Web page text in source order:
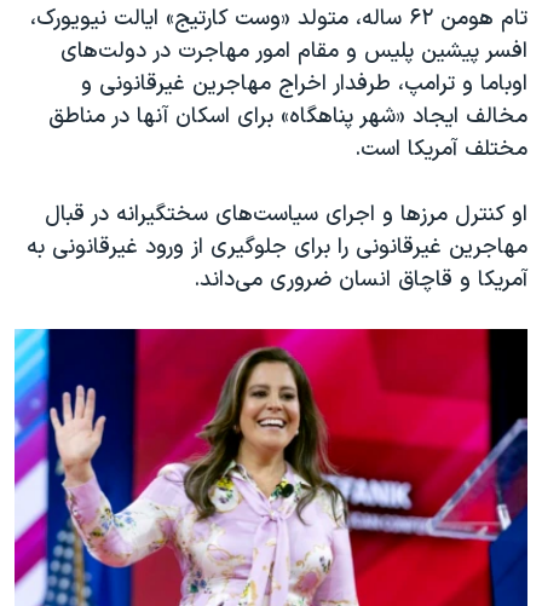
تام هومن ۶۲ ساله، متولد «وست کارتیج» ایالت نیویورک،
افسر پیشین پلیس و مقام امور مهاجرت در دولت‌های
اوباما و ترامپ، طرفدار اخراج مهاجرین غیرقانونی و
مخالف ایجاد «شهر پناهگاه» برای اسکان آنها در مناطق
مختلف آمریکا است.
او کنترل مرزها و اجرای سیاست‌های سختگیرانه در قبال
مهاجرین‌ غیرقانونی را برای جلوگیری از ورود غیرقانونی به
آمریکا و قاچاق انسان ضروری می‌داند.